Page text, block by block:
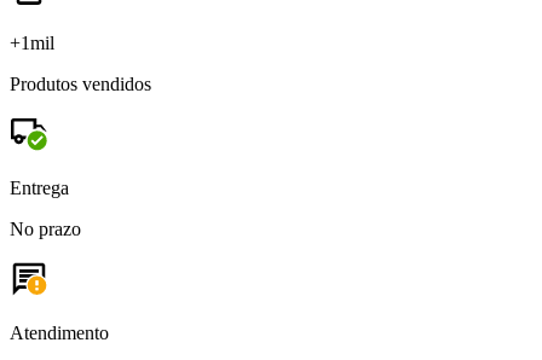
+1mil
Produtos vendidos
Entrega
No prazo
Atendimento